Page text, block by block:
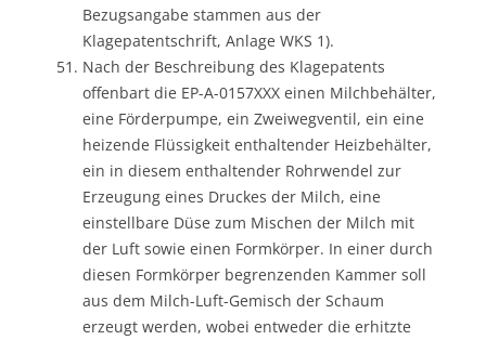
Bezugsangabe stammen aus der
Klagepatentschrift, Anlage WKS 1).
Nach der Beschreibung des Klagepatents
offenbart die EP-A-0157XXX einen Milchbehälter,
eine Förderpumpe, ein Zweiwegventil, ein eine
heizende Flüssigkeit enthaltender Heizbehälter,
ein in diesem enthaltender Rohrwendel zur
Erzeugung eines Druckes der Milch, eine
einstellbare Düse zum Mischen der Milch mit
der Luft sowie einen Formkörper. In einer durch
diesen Formkörper begrenzenden Kammer soll
aus dem Milch-Luft-Gemisch der Schaum
erzeugt werden, wobei entweder die erhitzte